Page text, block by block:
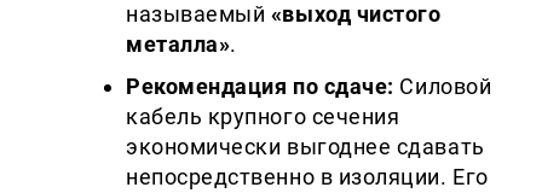
называемый «выход чистого
металла».
Рекомендация по сдаче: Силовой
кабель крупного сечения
экономически выгоднее сдавать
непосредственно в изоляции. Его